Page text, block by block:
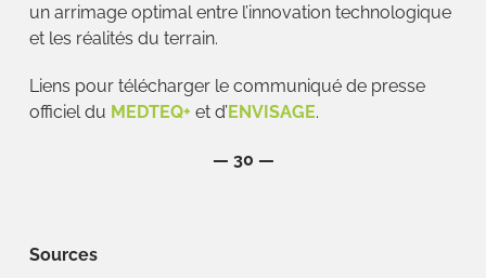
un arrimage optimal entre l’innovation technologique
et les réalités du terrain.
Liens pour télécharger le communiqué de presse
officiel du MEDTEQ+ et d’ENVISAGE.
— 30 —
Sources